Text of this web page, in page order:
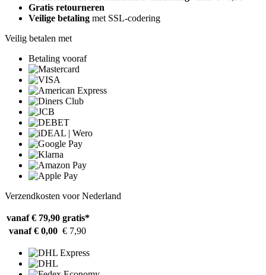
Gratis retourneren
Veilige betaling met SSL-codering
Veilig betalen met
Betaling vooraf
Verzendkosten voor Nederland
vanaf € 79,90 gratis*
vanaf € 0,00 € 7,90